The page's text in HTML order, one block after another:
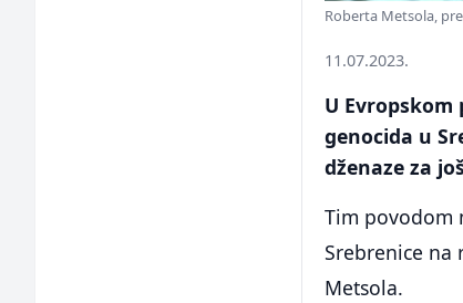
Roberta Metsola,
11.07.2023.
U
genocida u
dženaze za
Tim povodom
Srebrenice na
Metsola.